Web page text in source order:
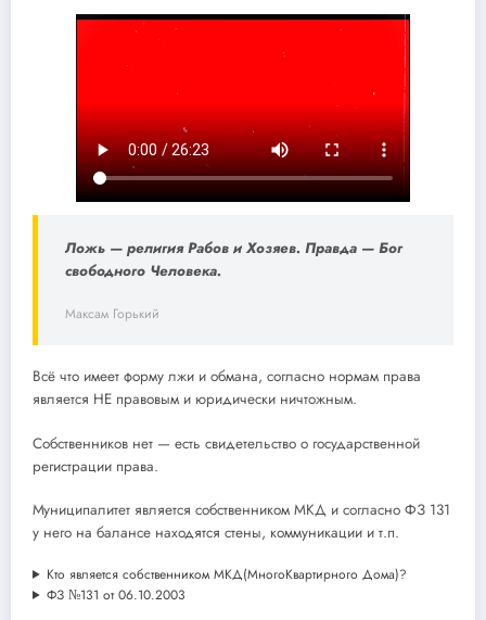
Ложь — религия Рабов и Хозяев. Правда — Бог
свободного Человека.
Максам Горький
Всё что имеет форму лжи и обмана, согласно нормам права
является НЕ правовым и юридически ничтожным.
Собственников нет — есть свидетельство о государственной
регистрации права.
Муниципалитет является собственником МКД и согласно ФЗ 131
у него на балансе находятся стены, коммуникации и т.п.
Кто является собственником МКД(МногоКвартирного Дома)?
ФЗ №131 от 06.10.2003